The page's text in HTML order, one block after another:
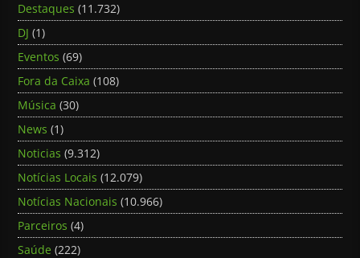
Destaques (11.732)
DJ (1)
Eventos (69)
Fora da Caixa (108)
Música (30)
News (1)
Noticias (9.312)
Notícias Locais (12.079)
Notícias Nacionais (10.966)
Parceiros (4)
Saúde (222)